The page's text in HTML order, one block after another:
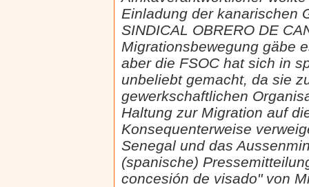
Einladung der kanarischen
SINDICAL OBRERO DE
Migrationsbewegung gäbe
aber die FSOC hat sich in
unbeliebt gemacht, da sie
gewerkschaftlichen
Haltung zur Migration auf
Konsequenterweise
Senegal und das
(spanische)
concesión de visado" von